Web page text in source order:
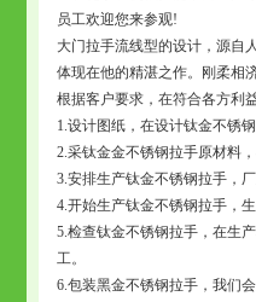
员工欢迎您来参观!
大门拉手流线型的设计，源自
体现在他的精湛之作。刚柔相
根据客户要求，在符合各方利
1.设计图纸，在设计钛金不锈
2.采钛金金不锈钢拉手原材料
3.安排生产钛金不锈钢拉手，
4.开始生产钛金不锈钢拉手，
5.检查钛金不锈钢拉手，在生
工。
6.包装黑金不锈钢拉手，我们